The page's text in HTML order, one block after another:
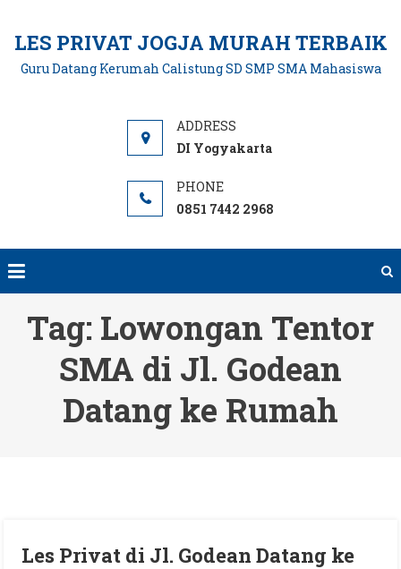
content
LES PRIVAT JOGJA MURAH TERBAIK
Guru Datang Kerumah Calistung SD SMP SMA Mahasiswa
DI Yogyakarta
0851 7442 2968
Tag: Lowongan Tentor
SMA di Jl. Godean
Datang ke Rumah
Les Privat di Jl. Godean Datang ke